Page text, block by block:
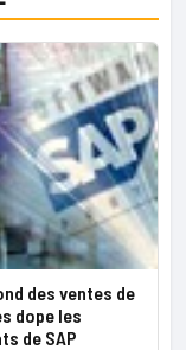
des ventes de
dope les
de SAP